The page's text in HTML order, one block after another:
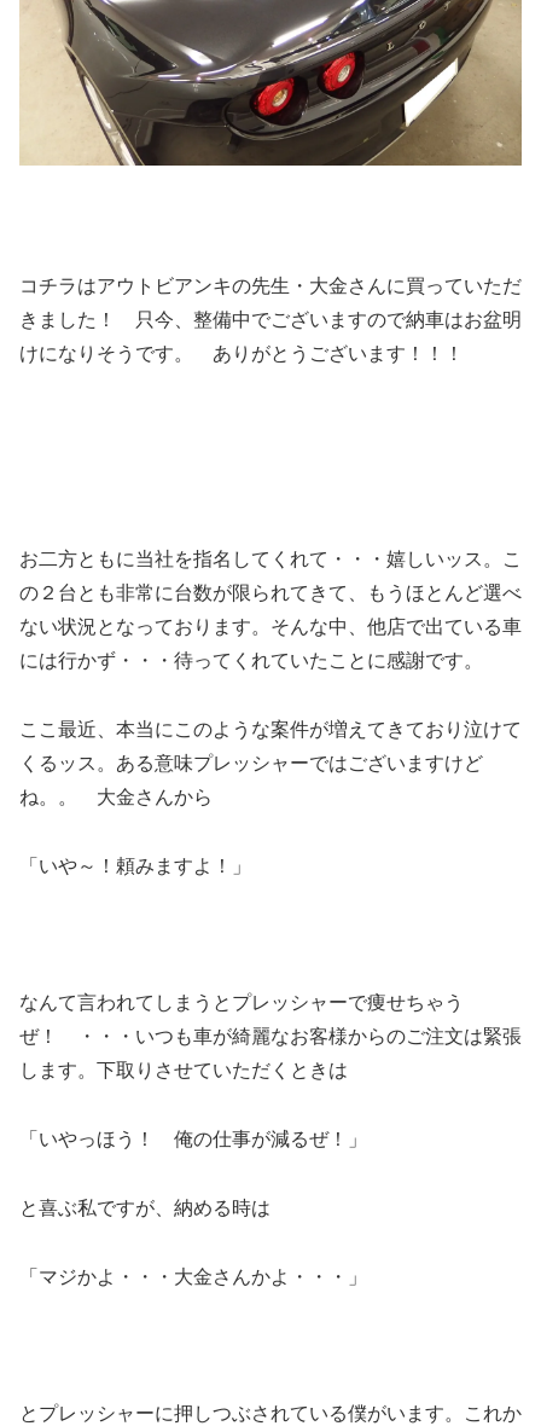
コチラはアウトビアンキの先生・大金さんに買っていただ
きました！ 只今、整備中でございますので納車はお盆明
けになりそうです。 ありがとうございます！！！
お二方ともに当社を指名してくれて・・・嬉しいッス。こ
の２台とも非常に台数が限られてきて、もうほとんど選べ
ない状況となっております。そんな中、他店で出ている車
には行かず・・・待ってくれていたことに感謝です。
ここ最近、本当にこのような案件が増えてきており泣けて
くるッス。ある意味プレッシャーではございますけど
ね。。 大金さんから
「いや～！頼みますよ！」
なんて言われてしまうとプレッシャーで痩せちゃう
ぜ！ ・・・いつも車が綺麗なお客様からのご注文は緊張
します。下取りさせていただくときは
「いやっほう！ 俺の仕事が減るぜ！」
と喜ぶ私ですが、納める時は
「マジかよ・・・大金さんかよ・・・」
とプレッシャーに押しつぶされている僕がいます。これか